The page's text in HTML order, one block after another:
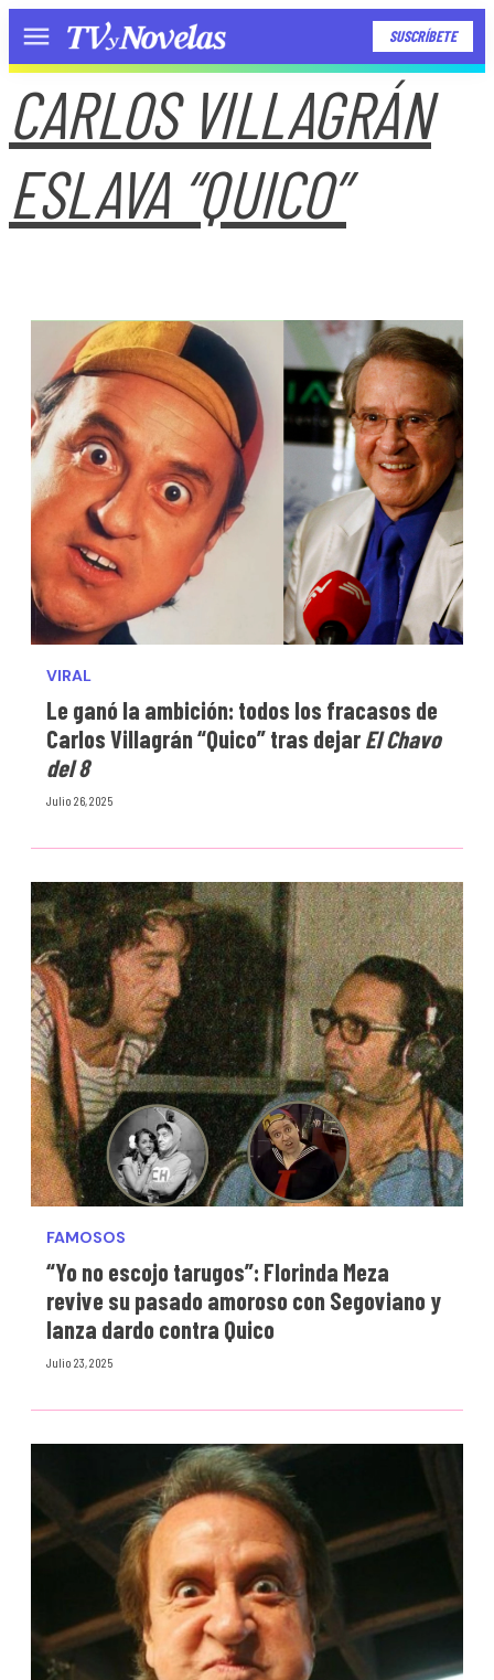
Menú SUSCRÍBETE
CARLOS VILLAGRÁN
ESLAVA “QUICO”
VIRAL
Le ganó la ambición: todos los fracasos de
Carlos Villagrán “Quico” tras dejarEl Chavo
del 8
Julio 26, 2025
FAMOSOS
“Yo no escojo tarugos”: Florinda Meza
revive su pasado amoroso con Segoviano y
lanza dardo contra Quico
Julio 23, 2025